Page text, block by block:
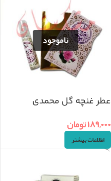
عطر غنچه گل محمدی
۱۸۹,۰۰۰تومان
اطلاعات بیشتر